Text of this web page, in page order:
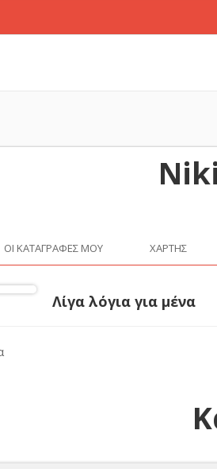
ΟΙ ΚΑΤΑΓΡΑΦΈΣ ΜΟΥ ΧΆΡΤΗΣ
Λίγα λόγια για μένα